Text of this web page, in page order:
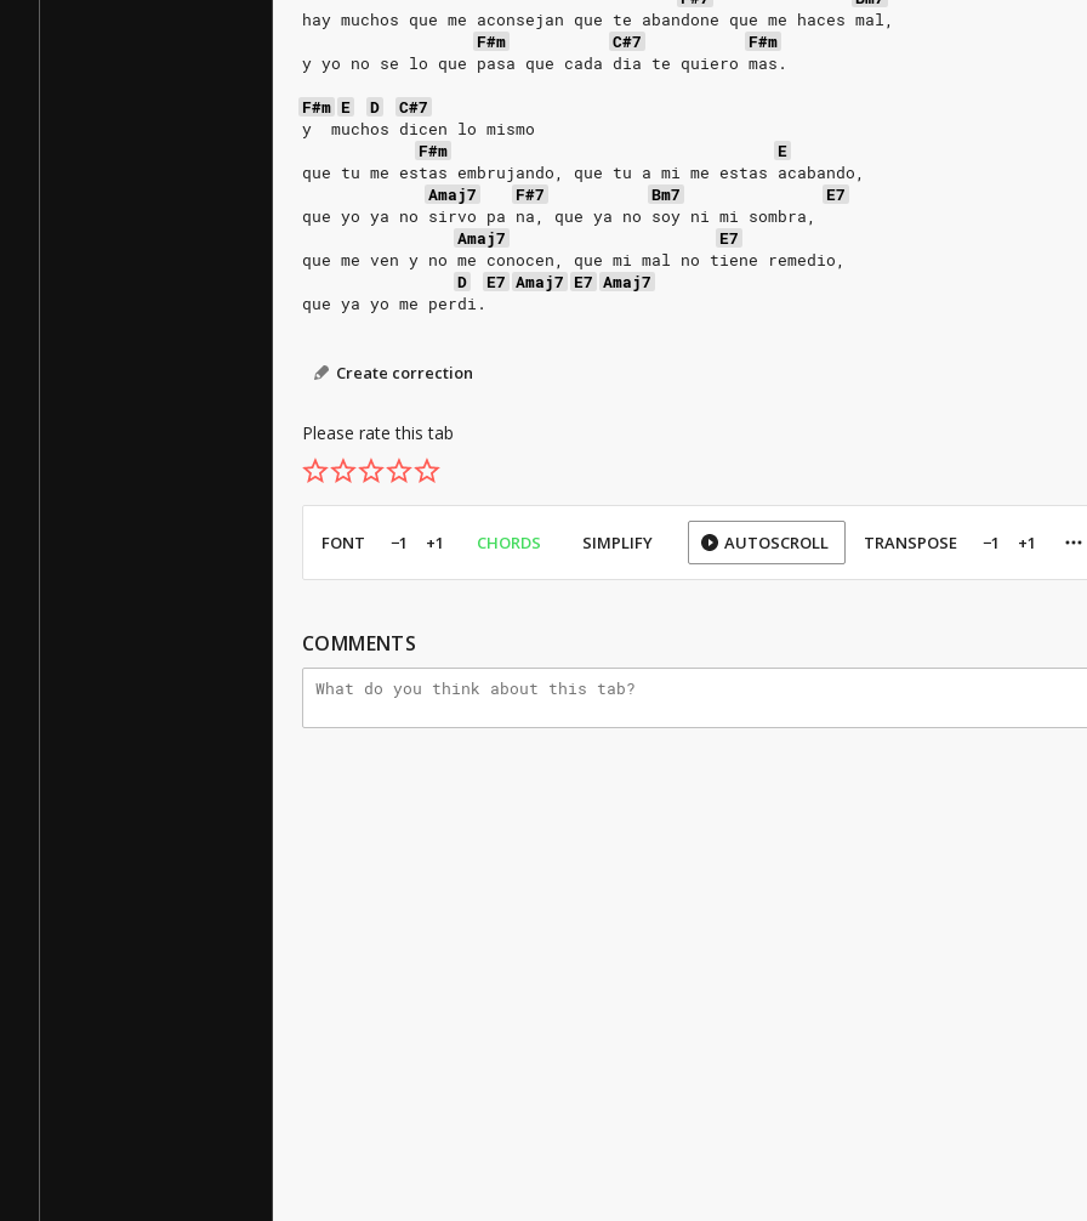
hay muchos que me aconsejan que te abandone que me haces mal,
F#m
C#7
F#m
y yo no se lo que pasa que cada dia te quiero mas.
F#m E D
C#7
y  muchos dicen lo mismo
F#m
E
que tu me estas embrujando, que tu a mi me estas acabando,
Amaj7
F#7 Bm7
E7
que yo ya no sirvo pa na, que ya no soy ni mi sombra,
Amaj7
E7
que me ven y no me conocen, que mi mal no tiene remedio,
D
E7 Amaj7 E7 Amaj7
que ya yo me perdi.
Create correction
Please rate this tab
FONT −1 +1 CHORDS SIMPLIFY AUTOSCROLL TRANSPOSE −1 +1
COMMENTS